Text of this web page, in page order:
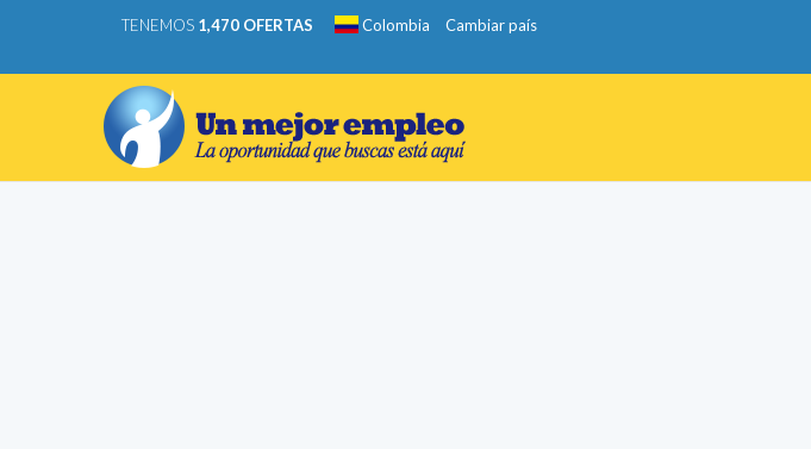
TENEMOS 1,470 OFERTAS Colombia Cambiar país